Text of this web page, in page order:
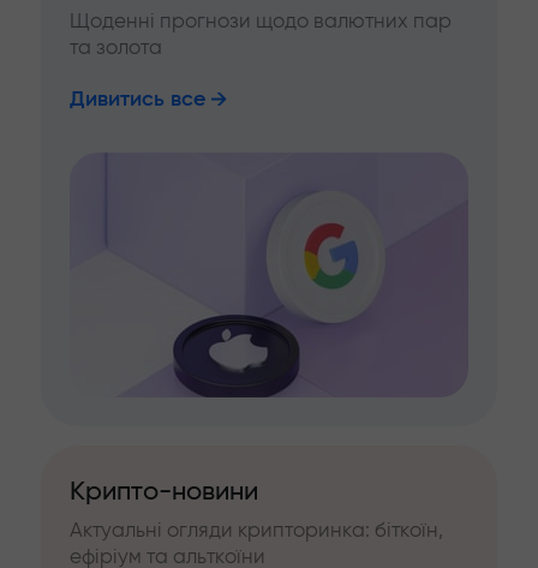
Щоденні прогнози щодо валютних пар
та золота
Дивитись все
Крипто-новини
Актуальні огляди крипторинка: біткоїн,
ефіріум та альткоїни